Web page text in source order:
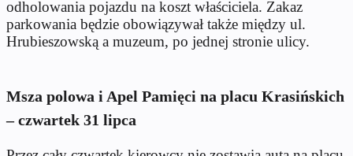
odholowania pojazdu na koszt właściciela. Zakaz
parkowania będzie obowiązywał także między ul.
Hrubieszowską a muzeum, po jednej stronie ulicy.
Msza polowa i Apel Pamięci na placu Krasińskich
– czwartek 31 lipca